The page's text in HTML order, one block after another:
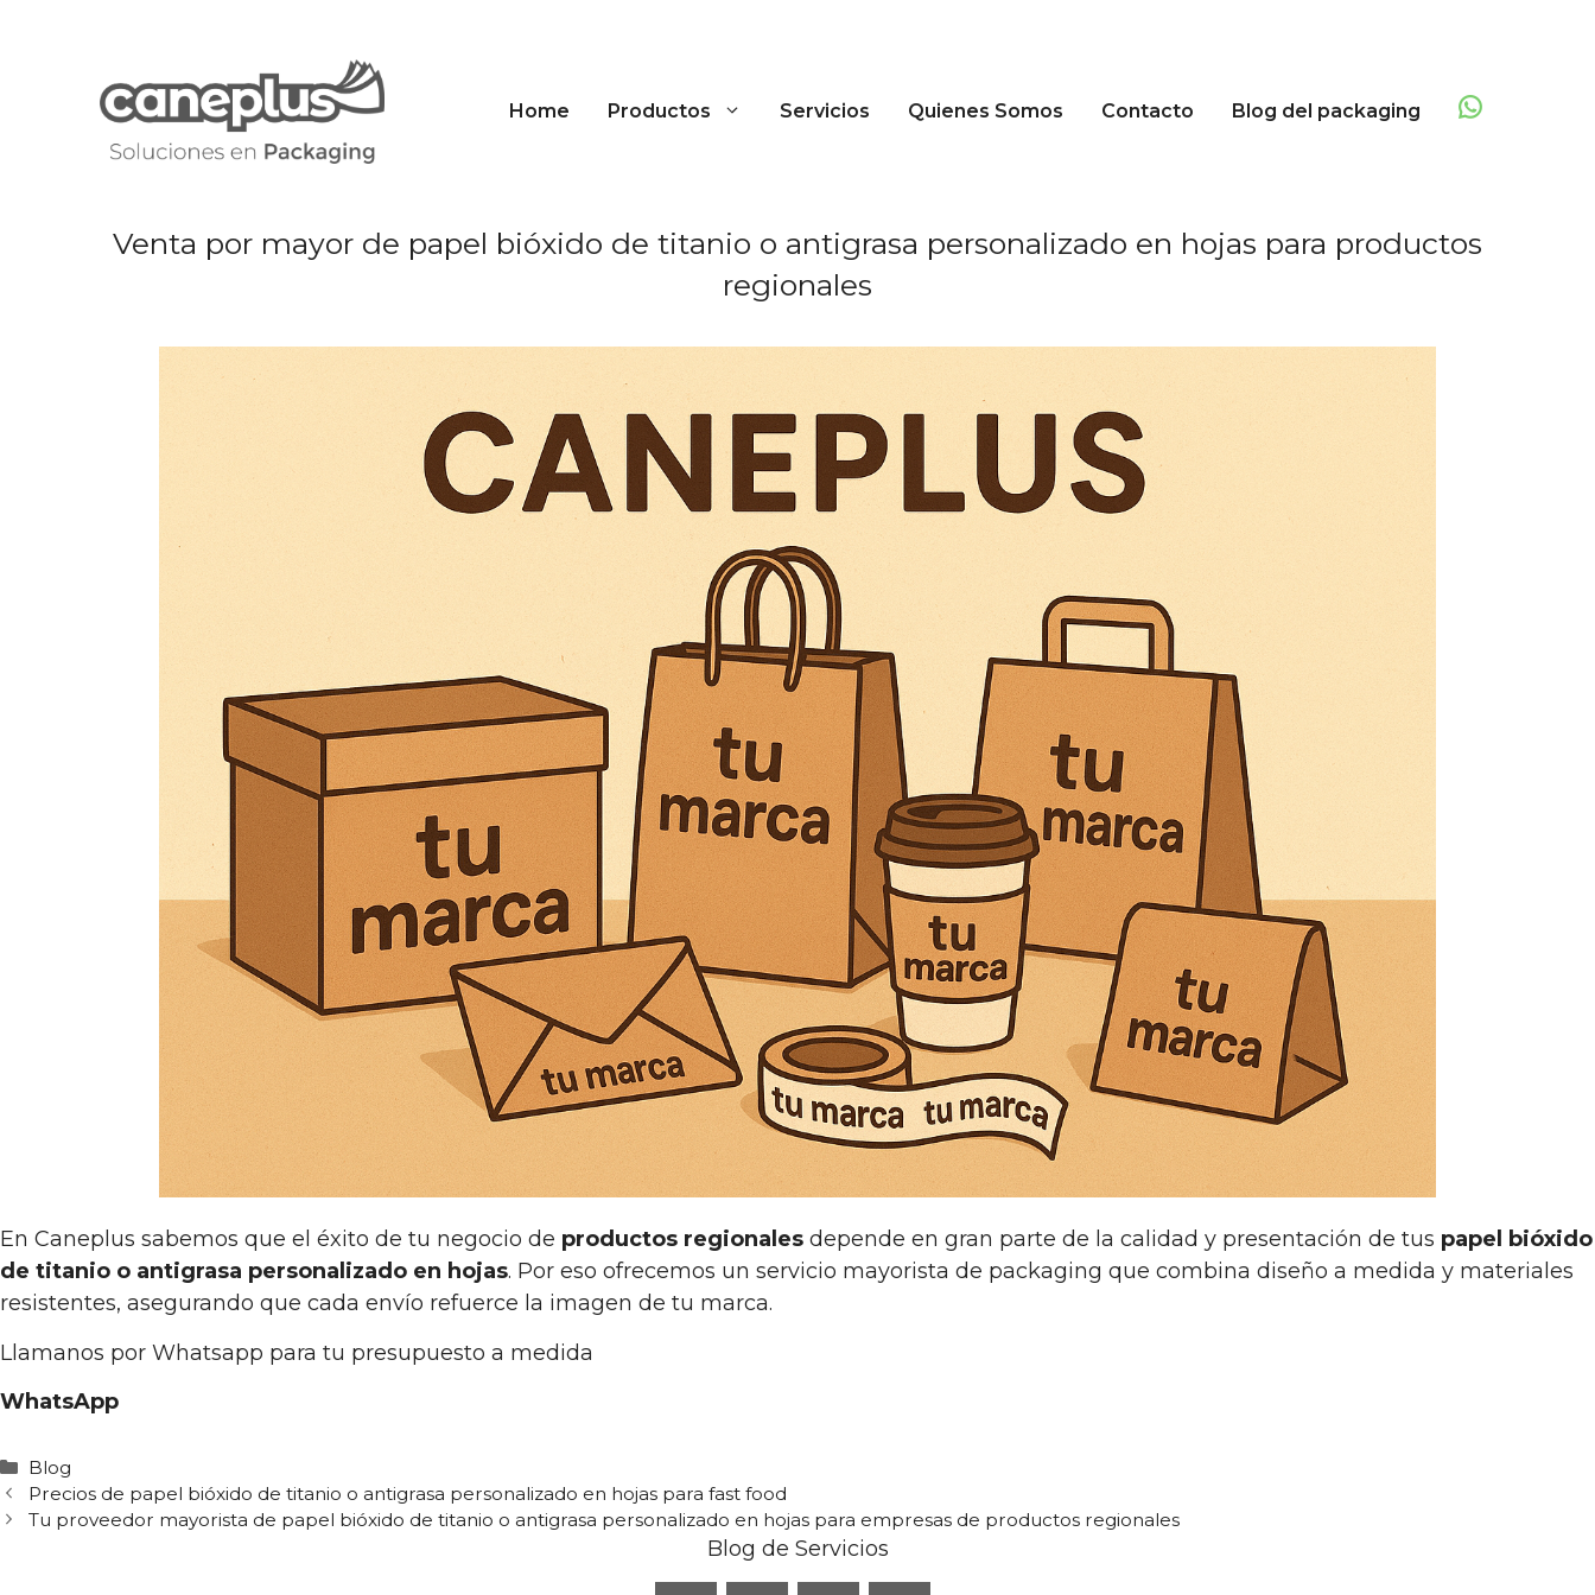
Home Productos Servicios Quienes Somos Contacto Blog del packaging
Venta por mayor de papel bióxido de titanio o antigrasa personalizado en hojas para productos
regionales
En Caneplus sabemos que el éxito de tu negocio de productos regionales depende en gran parte de la calidad y presentación de tus papel bióxido
de titanio o antigrasa personalizado en hojas. Por eso ofrecemos un servicio mayorista de packaging que combina diseño a medida y materiales
resistentes, asegurando que cada envío refuerce la imagen de tu marca.
Llamanos por Whatsapp para tu presupuesto a medida
WhatsApp
Categorías
Blog
Precios de papel bióxido de titanio o antigrasa personalizado en hojas para fast food
Tu proveedor mayorista de papel bióxido de titanio o antigrasa personalizado en hojas para empresas de productos regionales
Blog de Servicios